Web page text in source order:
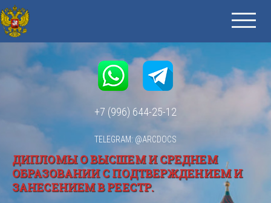
+7 (996) 644-25-12
TELEGRAM: @ARCDOCS
ДИПЛОМЫ О ВЫСШЕМ И СРЕДНЕМ
ОБРАЗОВАНИИ С ПОДТВЕРЖДЕНИЕМ И
ЗАНЕСЕНИЕМ В РЕЕСТР.